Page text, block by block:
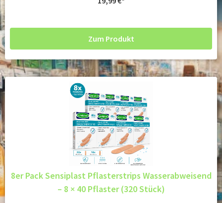
Zum Produkt
8er Pack Sensiplast Pflasterstrips Wasserabweisend
– 8 × 40 Pflaster (320 Stück)